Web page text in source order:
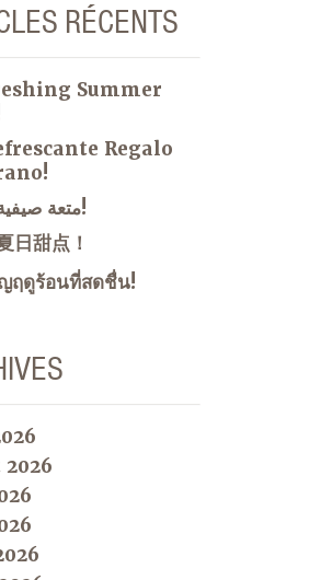
RÉCENTS
Summer
Regalo
متعة صيفية منعشة!
日甜点！
ฤดูร้อนที่สดชื่น!